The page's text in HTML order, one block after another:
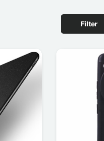
Filter